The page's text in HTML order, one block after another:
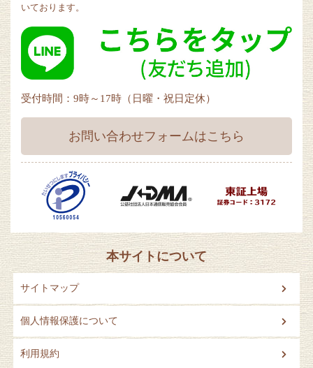
いております。
受付時間：9時～17時（日曜・祝日定休）
お問い合わせフォームはこちら
本サイトについて
サイトマップ
個人情報保護について
利用規約